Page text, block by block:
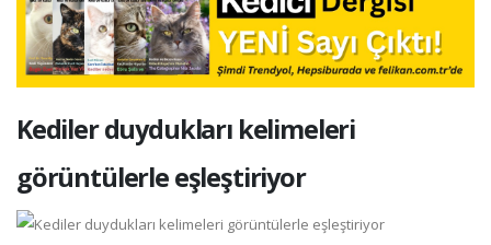
Kediler duydukları kelimeleri
görüntülerle eşleştiriyor